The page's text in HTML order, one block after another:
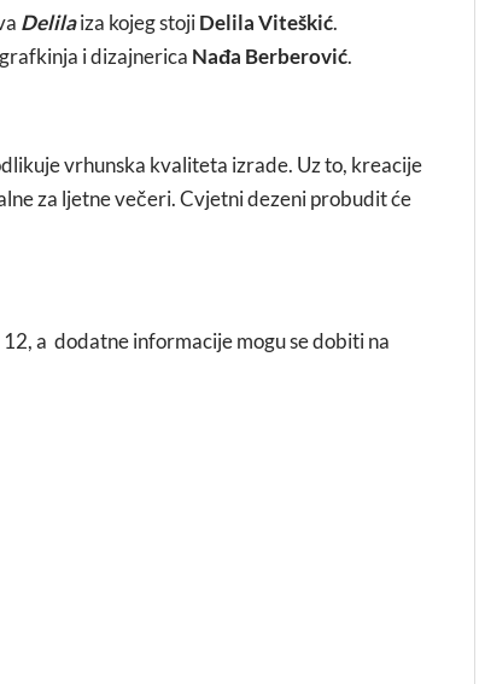
Delilaiza kojeg stojiDelila Viteškić.
i dizajnerica Nađa Berberović.
vrhunska kvaliteta izrade. Uz to, kreacije
za ljetne večeri. Cvjetni dezeni probudit će
a dodatne informacije mogu se dobiti na